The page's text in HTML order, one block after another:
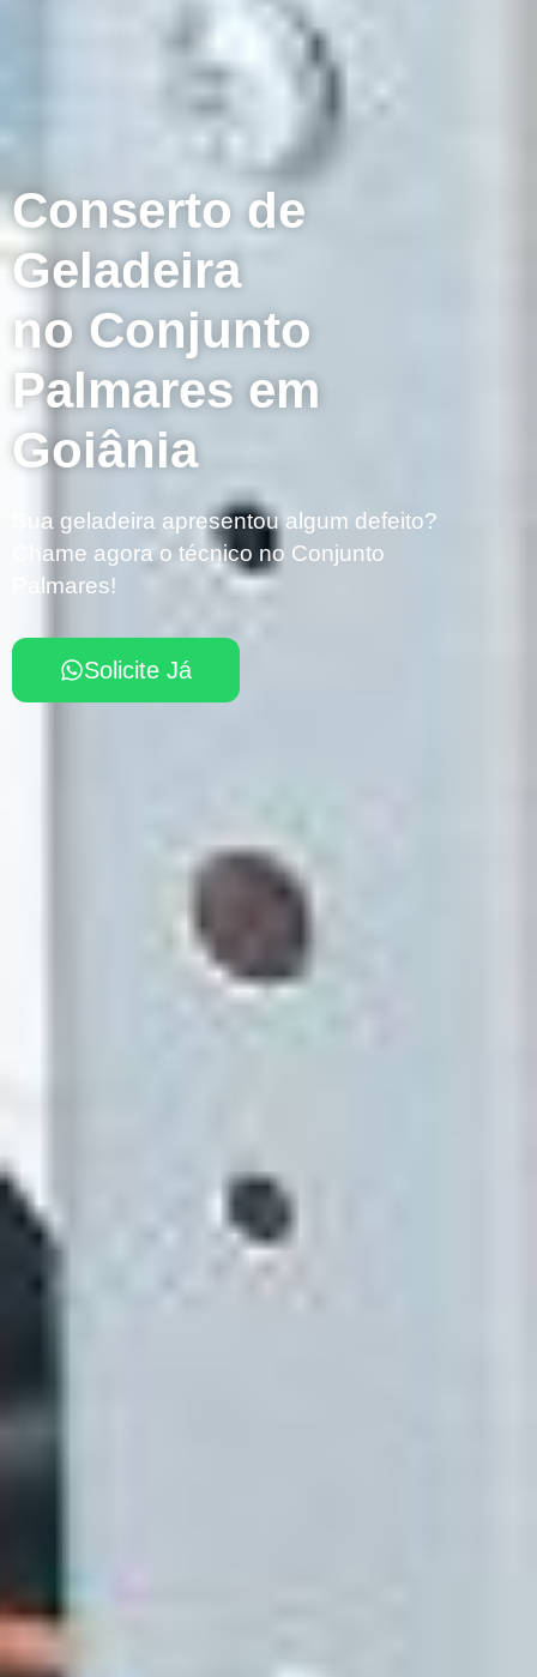
Conserto de
Geladeira
no Conjunto
Palmares em
Goiânia
Sua geladeira apresentou algum defeito?
Chame agora o técnico no Conjunto
Palmares!
Solicite Já